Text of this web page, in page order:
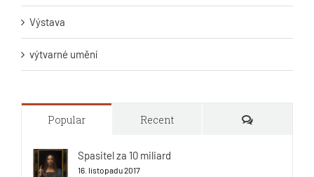
Výstava
výtvarné umění
Popular Recent Comments
Spasitel za 10 miliard
16. listopadu 2017